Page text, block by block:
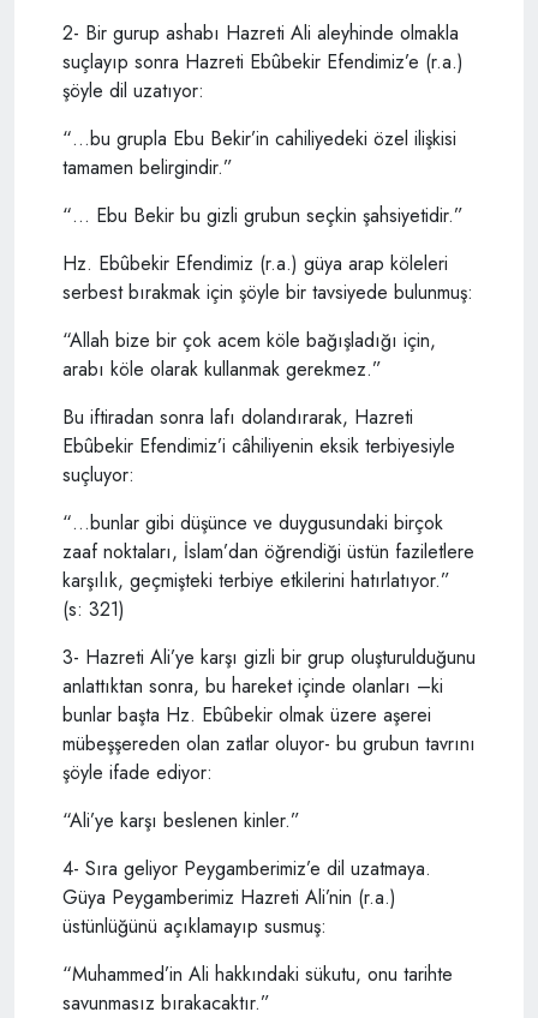
2- Bir gurup ashabı Hazreti Ali aleyhinde olmakla
suçlayıp sonra Hazreti Ebûbekir Efendimiz’e (r.a.)
şöyle dil uzatıyor:
“…bu grupla Ebu Bekir’in cahiliyedeki özel ilişkisi
tamamen belirgindir.”
“… Ebu Bekir bu gizli grubun seçkin şahsiyetidir.”
Hz. Ebûbekir Efendimiz (r.a.) güya arap köleleri
serbest bırakmak için şöyle bir tavsiyede bulunmuş:
“Allah bize bir çok acem köle bağışladığı için,
arabı köle olarak kullanmak gerekmez.”
Bu iftiradan sonra lafı dolandırarak, Hazreti
Ebûbekir Efendimiz’i câhiliyenin eksik terbiyesiyle
suçluyor:
“…bunlar gibi düşünce ve duygusundaki birçok
zaaf noktaları, İslam’dan öğrendiği üstün faziletlere
karşılık, geçmişteki terbiye etkilerini hatırlatıyor.”
(s: 321)
3- Hazreti Ali’ye karşı gizli bir grup oluşturulduğunu
anlattıktan sonra, bu hareket içinde olanları –ki
bunlar başta Hz. Ebûbekir olmak üzere aşerei
mübeşşereden olan zatlar oluyor- bu grubun tavrını
şöyle ifade ediyor:
“Ali’ye karşı beslenen kinler.”
4- Sıra geliyor Peygamberimiz’e dil uzatmaya.
Güya Peygamberimiz Hazreti Ali’nin (r.a.)
üstünlüğünü açıklamayıp susmuş:
“Muhammed’in Ali hakkındaki sükutu, onu tarihte
savunmasız bırakacaktır.”